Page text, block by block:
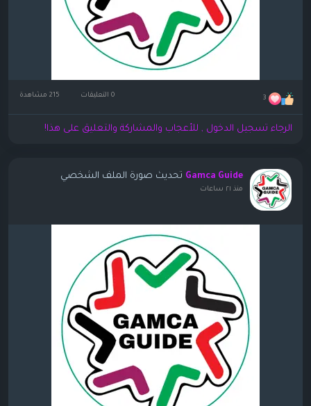
3 0 التعليقات
الرجاء تسجيل الدخول , للأعجاب والمشاركة والتعليق على هذا!
Gamca Guide تحديث صورة الملف الشخصي
منذ ٢١ ساعات